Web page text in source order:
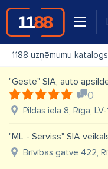
1188 uzņēmumu katalogs
"Geste" SIA, auto
0
Pildas iela 8, Rīga,
"ML - Serviss" SIA
Brīvības gatve 422,